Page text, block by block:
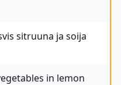
sitruuna ja soija
in lemon